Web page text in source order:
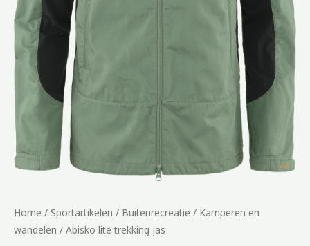
Home / Sportartikelen / Buitenrecreatie / Kamperen en
wandelen / Abisko lite trekking jas